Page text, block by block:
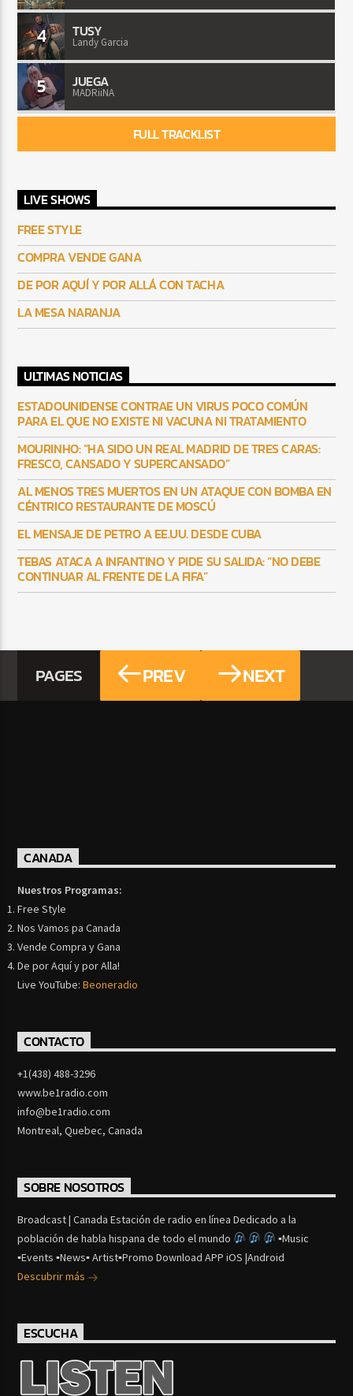
4 TUSY
Landy Garcia
5 JUEGA
MADRiiNA
FULL TRACKLIST
LIVE SHOWS
FREE STYLE
COMPRA VENDE GANA
DE POR AQUÍ Y POR ALLÁ CON TACHA
LA MESA NARANJA
ULTIMAS NOTICIAS
ESTADOUNIDENSE CONTRAE UN VIRUS POCO COMÚN
PARA EL QUE NO EXISTE NI VACUNA NI TRATAMIENTO
MOURINHO: “HA SIDO UN REAL MADRID DE TRES CARAS:
FRESCO, CANSADO Y SUPERCANSADO”
AL MENOS TRES MUERTOS EN UN ATAQUE CON BOMBA EN
CÉNTRICO RESTAURANTE DE MOSCÚ
EL MENSAJE DE PETRO A EE.UU. DESDE CUBA
TEBAS ATACA A INFANTINO Y PIDE SU SALIDA: “NO DEBE
CONTINUAR AL FRENTE DE LA FIFA”
PAGES PREV NEXT
CANADA
Nuestros Programas:
Free Style
Nos Vamos pa Canada
Vende Compra y Gana
De por Aquí y por Alla!
Live YouTube:Beoneradio
CONTACTO
+1(438) 488-3296
www.be1radio.com
info@be1radio.com
Montreal, Quebec, Canada
SOBRE NOSOTROS
Broadcast | Canada Estación de radio en línea Dedicado a la
población de habla hispana de todo el mundo
▪Music
▪Events ▪News▪ Artist▪Promo Download APP iOS |Android
Descubrir más
ESCUCHA